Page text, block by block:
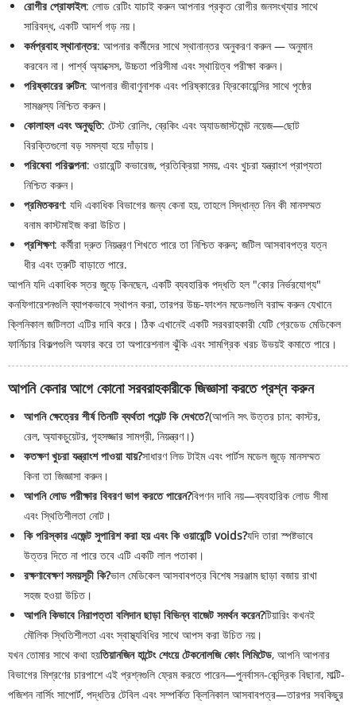
রোগীর প্রোফাইল: লোড রেটিং যাচাই করুন আপনার প্রকৃত রোগীর জনসংখ্যার সাথে
সারিবদ্ধ, একটি আদর্শ গড় নয়।
কর্মপ্রবাহ স্থানান্তর: আপনার কর্মীদের সাথে স্থানান্তর অনুকরণ করুন — অনুমান
করবেন না। পার্শ্ব অ্যাক্সেস, উচ্চতা পরিসীমা এবং স্থায়িত্ব পরীক্ষা করুন।
পরিষ্কারের রুটিন: আপনার জীবাণুনাশক এবং পরিষ্কারের ফ্রিকোয়েন্সির সাথে পৃষ্ঠের
সামঞ্জস্য নিশ্চিত করুন।
কোলাহল এবং অনুভূতি: টেস্ট রোলিং, ব্রেকিং এবং অ্যাডজাস্টমেন্ট নয়েজ—ছোট
বিরক্তিগুলো বড় সমস্যা হয়ে দাঁড়ায়।
পরিষেবা পরিকল্পনা: ওয়ারেন্টি কভারেজ, প্রতিক্রিয়া সময়, এবং খুচরা যন্ত্রাংশ প্রাপ্যতা
নিশ্চিত করুন।
প্রমিতকরণ: যদি একাধিক বিভাগের জন্য কেনা হয়, তাহলে সিদ্ধান্ত নিন কী মানসম্মত
বনাম কাস্টমাইজ করা উচিত।
প্রশিক্ষণ: কর্মীরা দ্রুত নিয়ন্ত্রণ শিখতে পারে তা নিশ্চিত করুন; জটিল আসবাবপত্র যত্ন
ধীর এবং ত্রুটি বাড়াতে পারে.
আপনি যদি একাধিক স্তর জুড়ে কিনছেন, একটি ব্যবহারিক পদ্ধতি হল "কোর নির্ভরযোগ্য"
কনফিগারেশনগুলি ব্যাপকভাবে স্থাপন করা, তারপর উচ্চ-ফাংশন মডেলগুলি বরাদ্দ করুন যেখানে
ক্লিনিকাল জটিলতা এটির দাবি করে। ঠিক এখানেই একটি সরবরাহকারী যেটি গ্রেডেড মেডিকেল
ফার্নিচার বিকল্পগুলি অফার করে তা অপারেশনাল ঝুঁকি এবং সামগ্রিক খরচ উভয়ই কমাতে পারে।
আপনি কেনার আগে কোনো সরবরাহকারীকে জিজ্ঞাসা করতে প্রশ্ন করুন
আপনি ক্ষেত্রের শীর্ষ তিনটি ব্যর্থতা পয়েন্ট কি দেখতে?(আপনি সৎ উত্তর চান: কাস্টর,
রেল, অ্যাকচুয়েটর, গৃহসজ্জার সামগ্রী, নিয়ন্ত্রণ।)
কতক্ষণ খুচরা যন্ত্রাংশ পাওয়া যায়?সাধারণ লিড টাইম এবং পার্টস মডেল জুড়ে মানসম্মত
কিনা তা জিজ্ঞাসা করুন।
আপনি লোড পরীক্ষার বিবরণ ভাগ করতে পারেন?বিপণন দাবি নয়—ব্যবহারিক লোড সীমা
এবং স্থিতিশীলতা নোট।
কি পরিস্কার এজেন্ট সুপারিশ করা হয় এবং কি ওয়ারেন্টি voids?যদি তারা স্পষ্টভাবে
উত্তর দিতে না পারে তবে এটি একটি লাল পতাকা।
রক্ষণাবেক্ষণ সময়সূচী কি?ভাল মেডিকেল আসবাবপত্র বিশেষ সরঞ্জাম ছাড়া বজায় রাখা
সহজ হওয়া উচিত।
আপনি কিভাবে নিরাপত্তা বলিদান ছাড়া বিভিন্ন বাজেট সমর্থন করেন?টিয়ারিং কখনই
মৌলিক স্থিতিশীলতা এবং স্বাস্থ্যবিধির সাথে আপস করা উচিত নয়।
যখন তোমার সাথে কথা হয়তিয়ানজিন হান্টেং শেংয়ে টেকনোলজি কোং লিমিটেড, আপনি আপনার
বিভাগের মিশ্রণের চারপাশে এই প্রশ্নগুলি ফ্রেম করতে পারেন—পুনর্বাসন-কেন্দ্রিক বিছানা, মাল্টি-
পজিশন নার্সিং সাপোর্ট, পদ্ধতির টেবিল এবং সম্পর্কিত ক্লিনিকাল আসবাবপত্র—তারপর সবকিছুর